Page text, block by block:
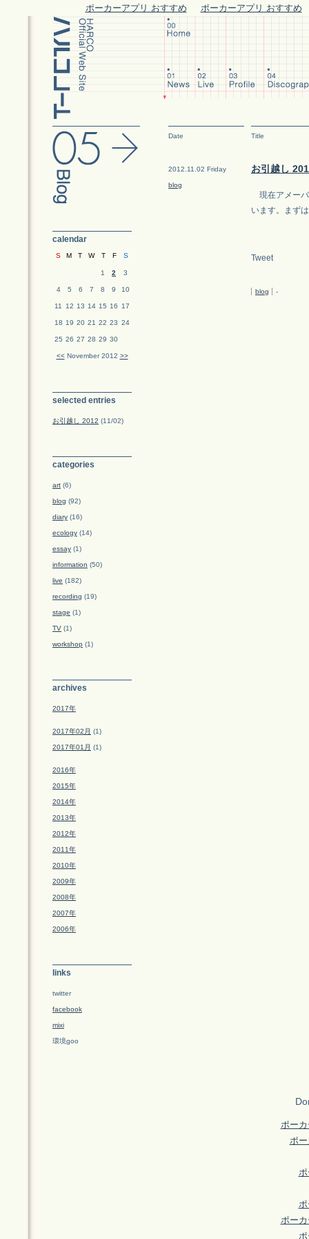
ポーカーアプリ おすすめ ポーカーアプリ おすすめ
Date Title
2012.11.02 Friday
blog
お引越し
現在アメーバ
います。まず
Tweet
blog -
calendar
S M T W T F S
1 2 3
4 5 6 7 8 9 10
11 12 13 14 15 16 17
18 19 20 21 22 23 24
25 26 27 28 29 30
<<November 2012 >>
selected entries
お引越し 2012 (11/02)
categories
art (6)
blog (92)
diary (16)
ecology (14)
essay (1)
information (50)
live (182)
recording (19)
stage (1)
TV (1)
workshop (1)
archives
2017年
2017年02月 (1)
2017年01月 (1)
2016年
2015年
2014年
2013年
2012年
2011年
2010年
2009年
2008年
2007年
2006年
links
twitter
facebook
mixi
環境goo
ポー
ポ
ポー